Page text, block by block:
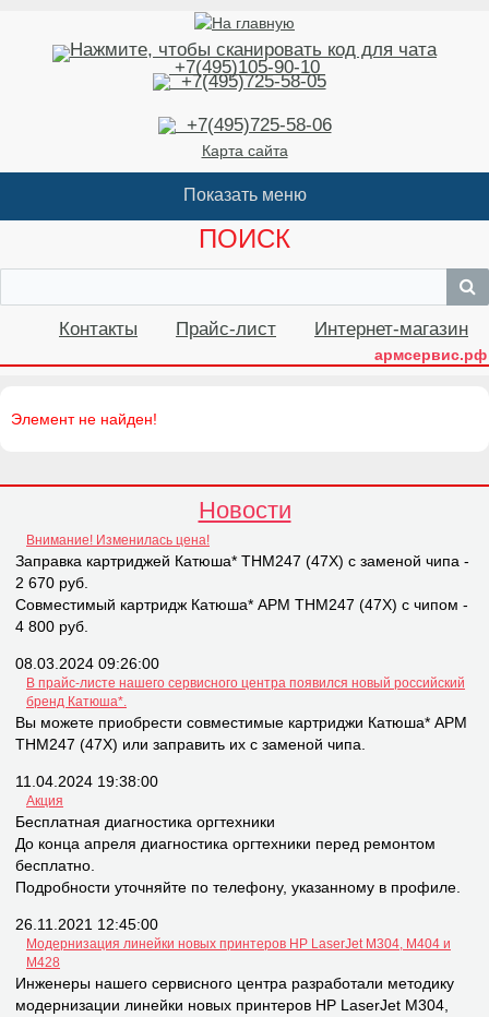
+7(495)105-90-10
+7(495)725-58-05
+7(495)725-58-06
Карта сайта
ПОИСК
Контакты Прайс-лист Интернет-магазин
армсервис.рф
Элемент не найден!
Новости
Внимание! Изменилась цена!
Заправка картриджей Катюша* THM247 (47X) с заменой чипа -
2 670 руб.
Совместимый картридж Катюша* APM THM247 (47X) с чипом -
4 800 руб.
08.03.2024 09:26:00
В прайс-листе нашего сервисного центра появился новый российский
бренд Катюша*.
Вы можете приобрести совместимые картриджи Катюша* APM
THM247 (47X) или заправить их с заменой чипа.
11.04.2024 19:38:00
Акция
Бесплатная диагностика оргтехники
До конца апреля диагностика оргтехники перед ремонтом
бесплатно.
Подробности уточняйте по телефону, указанному в профиле.
26.11.2021 12:45:00
Модернизация линейки новых принтеров НР LaserJet M304, M404 и
M428
Инженеры нашего сервисного центра разработали методику
модернизации линейки новых принтеров НР LaserJet M304,